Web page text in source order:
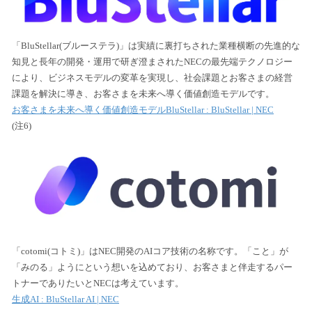
「BluStellar(ブルーステラ)」は実績に裏打ちされた業種横断の先進的な
知見と長年の開発・運用で研ぎ澄まされたNECの最先端テクノロジー
により、ビジネスモデルの変革を実現し、社会課題とお客さまの経営
課題を解決に導き、お客さまを未来へ導く価値創造モデルです。
お客さまを​未来へ​導く​価値創造モデルBluStellar : BluStellar | NEC
(注6)
「cotomi(コトミ)」はNEC開発のAIコア技術の名称です。「こと」が
「みのる」ようにという想いを込めており、お客さまと伴走するパー
トナーでありたいとNECは考えています。
生成AI : BluStellar AI | NEC